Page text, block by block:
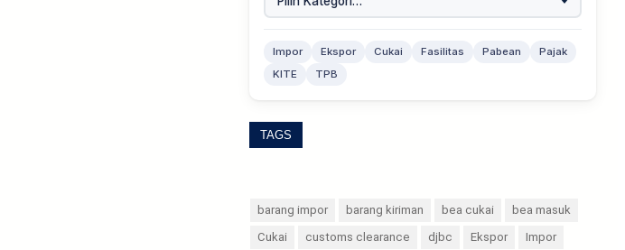
Impor Ekspor Cukai Fasilitas Pabean
Pajak
KITE
TPB
TAGS
barang impor barang kiriman bea cukai
bea masuk
Cukai
customs clearance djbc Ekspor
Impor